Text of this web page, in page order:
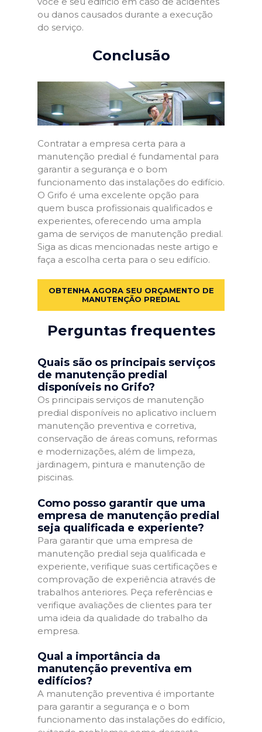
ou danos causados durante a execução
do serviço.
Conclusão
Contratar a empresa certa para a
manutenção predial é fundamental para
garantir a segurança e o bom
funcionamento das instalações do edifício.
O Grifo é uma excelente opção para
quem busca profissionais qualificados e
experientes, oferecendo uma ampla
gama de serviços de manutenção predial.
Siga as dicas mencionadas neste artigo e
faça a escolha certa para o seu edifício.
OBTENHA AGORA SEU ORÇAMENTO DE
MANUTENÇÃO PREDIAL
Perguntas frequentes
Quais são os principais serviços
de manutenção predial
disponíveis no Grifo?
Os principais serviços de manutenção
predial disponíveis no aplicativo incluem
manutenção preventiva e corretiva,
conservação de áreas comuns, reformas
e modernizações, além de limpeza,
jardinagem, pintura e manutenção de
piscinas.
Como posso garantir que uma
empresa de manutenção predial
seja qualificada e experiente?
Para garantir que uma empresa de
manutenção predial seja qualificada e
experiente, verifique suas certificações e
comprovação de experiência através de
trabalhos anteriores. Peça referências e
verifique avaliações de clientes para ter
uma ideia da qualidade do trabalho da
empresa.
Qual a importância da
manutenção preventiva em
edifícios?
A manutenção preventiva é importante
para garantir a segurança e o bom
funcionamento das instalações do edifício,